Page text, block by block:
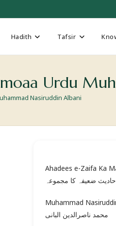
Hadith Tafsir
Urdu
Nasiruddin Albani
Ahadees e-Zaifa Ka
ضعیفہ کا مجموعہ
Muhammad
محمد ناصرالدین البانی